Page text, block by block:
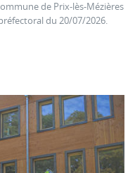
commune de Prix-lès-Mézières
du 20/07/2026.